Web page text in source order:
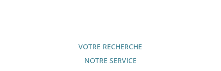
VOTRE RECHERCHE
NOTRE SERVICE